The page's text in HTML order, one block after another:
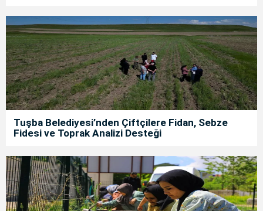
Tuşba Belediyesi’nden Çiftçilere Fidan, Sebze
Fidesi ve Toprak Analizi Desteği